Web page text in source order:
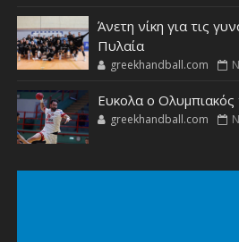
Άνετη νίκη για τις
Πυλαία
greekhandball.com
Ευκολα ο
greekhandball.com